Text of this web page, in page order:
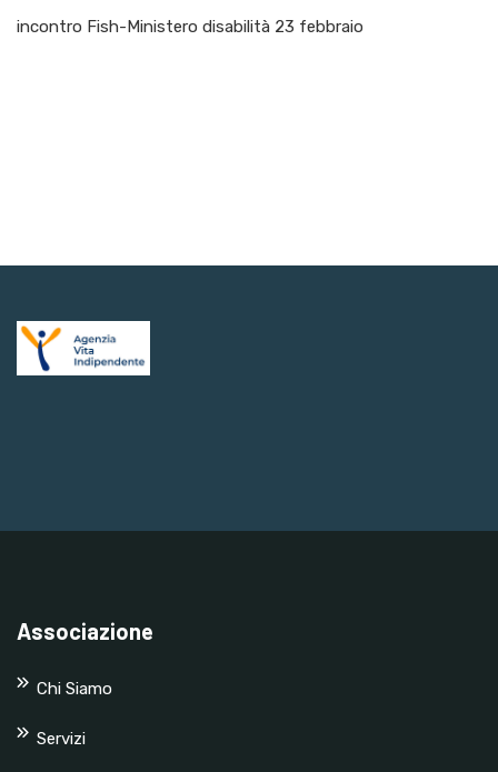
incontro Fish-Ministero disabilità 23 febbraio
Associazione
Chi Siamo
Servizi